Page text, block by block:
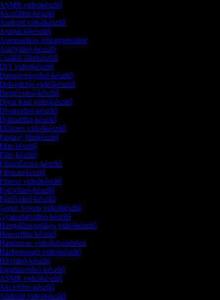
videókészítő
készítő
videókészítő
feliratgenerátor
készítő
filmkészítő
videókészítő
készítő
videókészítő
haul videókészítő
készítő
készítő
videókészítő
filmkészítő
készítő
készítő
készítő
videókészítő
készítő
készítő
Screen videókészítő
készítő
videókészítő
készítő
videókészítéshez
videókészítő
készítő
készítő
videókészítő
készítő
videókészítő